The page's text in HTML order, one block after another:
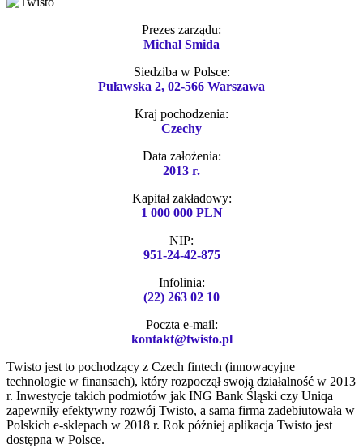
Prezes zarządu:
Michal Smida
Siedziba w Polsce:
Puławska 2, 02-566 Warszawa
Kraj pochodzenia:
Czechy
Data założenia:
2013 r.
Kapitał zakładowy:
1 000 000 PLN
NIP:
951-24-42-875
Infolinia:
(22) 263 02 10
Poczta e-mail:
kontakt@twisto.pl
Twisto jest to pochodzący z Czech fintech (innowacyjne
technologie w finansach), który rozpoczął swoją działalność w 2013
r. Inwestycje takich podmiotów jak ING Bank Śląski czy Uniqa
zapewniły efektywny rozwój Twisto, a sama firma zadebiutowała w
Polskich e-sklepach w 2018 r. Rok później aplikacja Twisto jest
dostępna w Polsce.